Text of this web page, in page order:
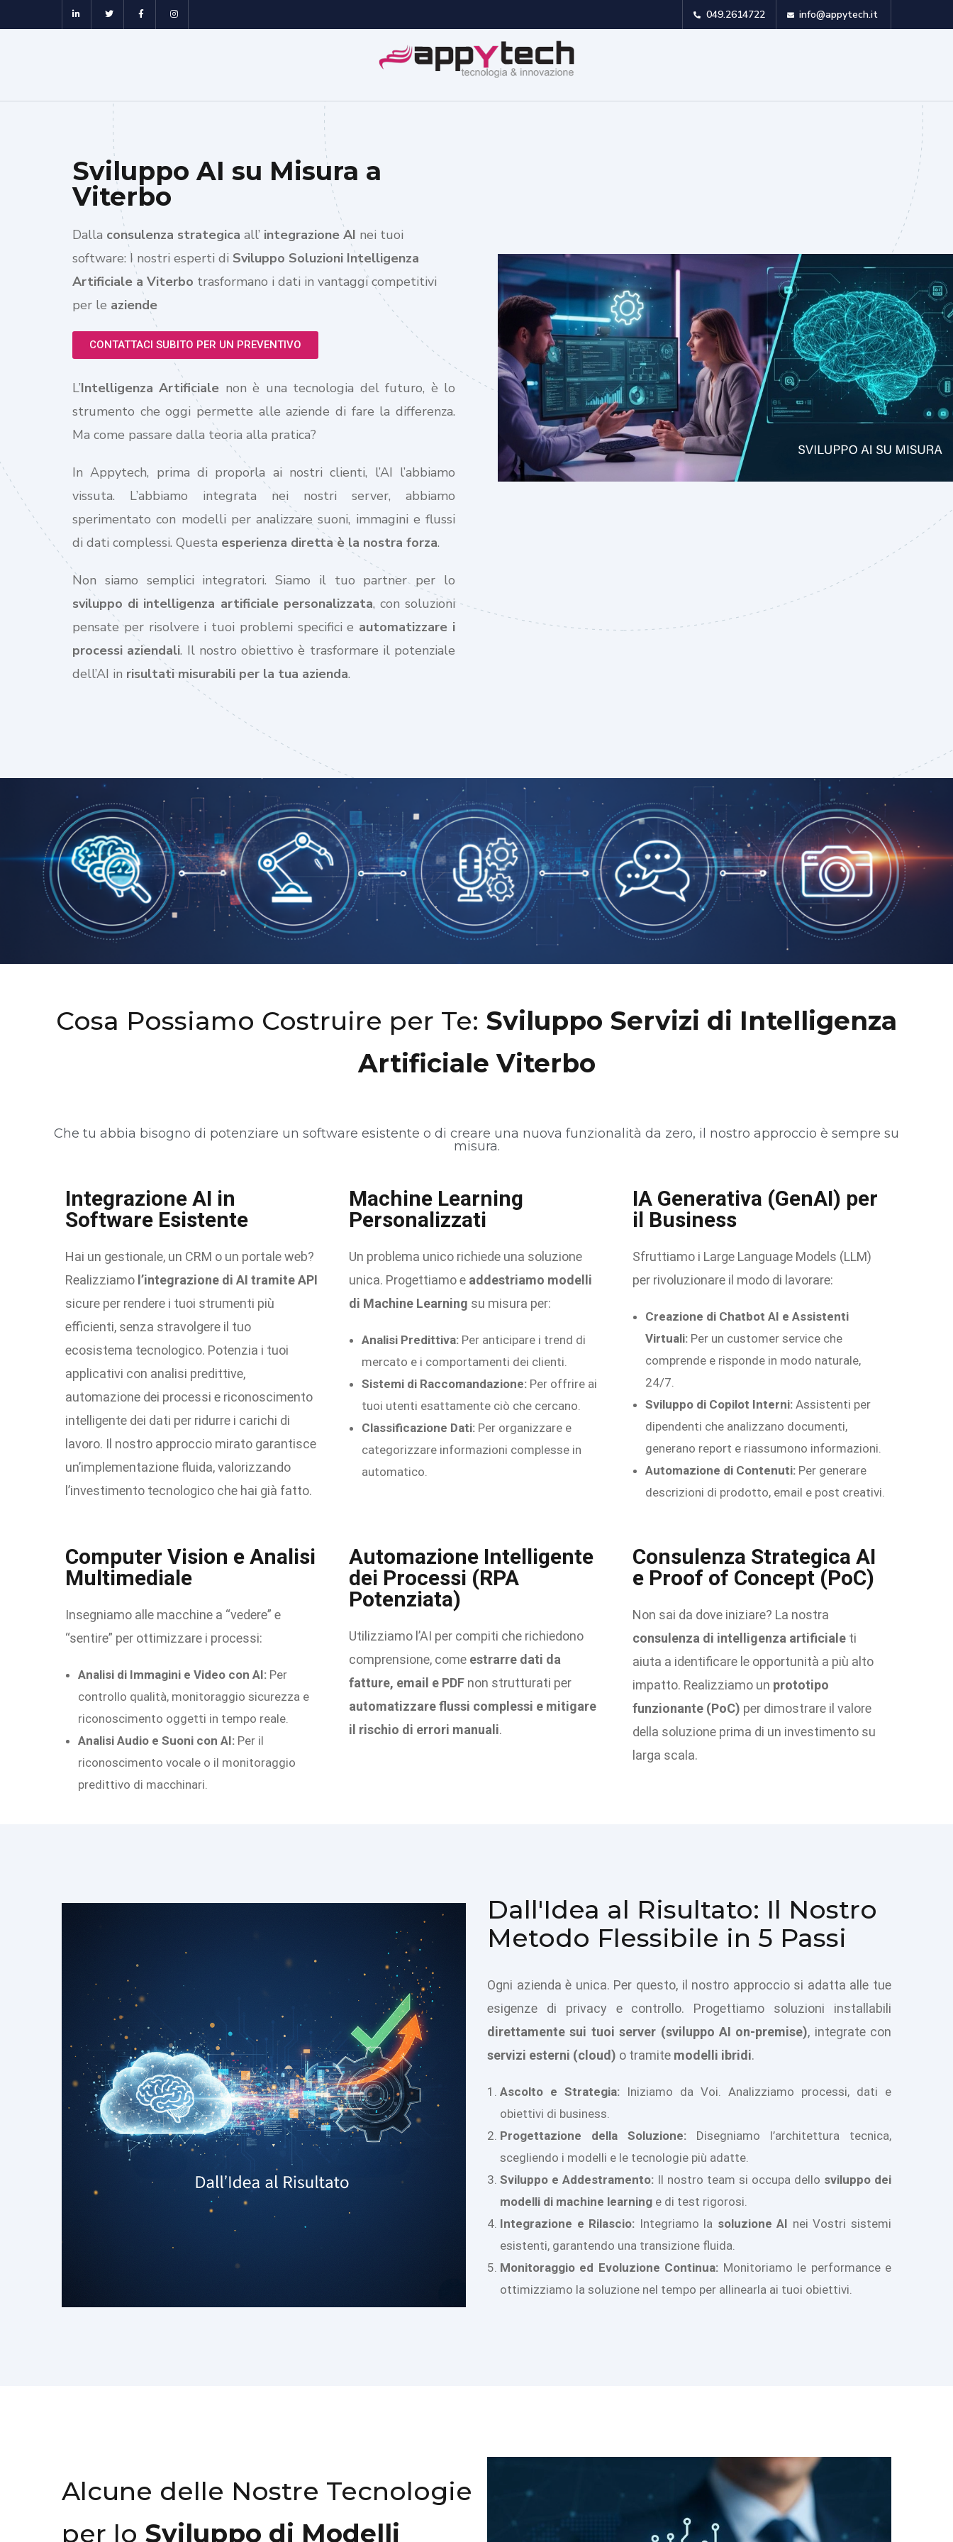
049.2614722 info@appytech.it
Sviluppo AI su Misura a
Viterbo
Dalla consulenza strategica all’ integrazione AI nei tuoi
software: I nostri esperti di Sviluppo Soluzioni Intelligenza
Artificiale a Viterbo trasformano i dati in vantaggi competitivi
per le aziende
CONTATTACI SUBITO PER UN PREVENTIVO
L’Intelligenza Artificiale non è una tecnologia del futuro, è lo
strumento che oggi permette alle aziende di fare la differenza.
Ma come passare dalla teoria alla pratica?
In Appytech, prima di proporla ai nostri clienti, l’AI l’abbiamo
vissuta. L’abbiamo integrata nei nostri server, abbiamo
sperimentato con modelli per analizzare suoni, immagini e flussi
di dati complessi. Questa esperienza diretta è la nostra forza.
Non siamo semplici integratori. Siamo il tuo partner per lo
sviluppo di intelligenza artificiale personalizzata, con soluzioni
pensate per risolvere i tuoi problemi specifici e automatizzare i
processi aziendali. Il nostro obiettivo è trasformare il potenziale
dell’AI in risultati misurabili per la tua azienda.
Cosa Possiamo Costruire per Te: Sviluppo Servizi di Intelligenza
Artificiale Viterbo
Che tu abbia bisogno di potenziare un software esistente o di creare una nuova funzionalità da zero, il nostro approccio è sempre su
misura.
Integrazione AI in
Software Esistente
Hai un gestionale, un CRM o un portale web?
Realizziamo l’integrazione di AI tramite API
sicure per rendere i tuoi strumenti più
efficienti, senza stravolgere il tuo
ecosistema tecnologico. Potenzia i tuoi
applicativi con analisi predittive,
automazione dei processi e riconoscimento
intelligente dei dati per ridurre i carichi di
lavoro. Il nostro approccio mirato garantisce
un’implementazione fluida, valorizzando
l’investimento tecnologico che hai già fatto.
Machine Learning
Personalizzati
Un problema unico richiede una soluzione
unica. Progettiamo e addestriamo modelli
di Machine Learning su misura per:
Analisi Predittiva:Per anticipare i trend di
mercato e i comportamenti dei clienti.
Sistemi di Raccomandazione:Per offrire ai
tuoi utenti esattamente ciò che cercano.
Classificazione Dati:Per organizzare e
categorizzare informazioni complesse in
automatico.
IA Generativa (GenAI) per
il Business
Sfruttiamo i Large Language Models (LLM)
per rivoluzionare il modo di lavorare:
Creazione di Chatbot AI e Assistenti
Virtuali:Per un customer service che
comprende e risponde in modo naturale,
24/7.
Sviluppo di Copilot Interni:Assistenti per
dipendenti che analizzano documenti,
generano report e riassumono informazioni.
Automazione di Contenuti:Per generare
descrizioni di prodotto, email e post creativi.
Computer Vision e Analisi
Multimediale
Insegniamo alle macchine a “vedere” e
“sentire” per ottimizzare i processi:
Analisi di Immagini e Video con AI:Per
controllo qualità, monitoraggio sicurezza e
riconoscimento oggetti in tempo reale.
Analisi Audio e Suoni con AI:Per il
riconoscimento vocale o il monitoraggio
predittivo di macchinari.
Automazione Intelligente
dei Processi (RPA
Potenziata)
Utilizziamo l’AI per compiti che richiedono
comprensione, come estrarre dati da
fatture, email e PDFnon strutturati per
automatizzare flussi complessi e mitigare
il rischio di errori manuali.
Consulenza Strategica AI
e Proof of Concept (PoC)
Non sai da dove iniziare? La nostra
consulenza di intelligenza artificialeti
aiuta a identificare le opportunità a più alto
impatto. Realizziamo un prototipo
funzionante (PoC) per dimostrare il valore
della soluzione prima di un investimento su
larga scala.
Dall'Idea al Risultato: Il Nostro
Metodo Flessibile in 5 Passi
Ogni azienda è unica. Per questo, il nostro approccio si adatta alle tue
esigenze di privacy e controllo. Progettiamo soluzioni installabili
direttamente sui tuoi server (sviluppo AI on-premise), integrate con
servizi esterni (cloud) o tramite modelli ibridi.
Ascolto e Strategia: Iniziamo da Voi. Analizziamo processi, dati e
obiettivi di business.
Progettazione della Soluzione: Disegniamo l’architettura tecnica,
scegliendo i modelli e le tecnologie più adatte.
Sviluppo e Addestramento: Il nostro team si occupa dello sviluppo dei
modelli di machine learning e di test rigorosi.
Integrazione e Rilascio: Integriamo la soluzione AI nei Vostri sistemi
esistenti, garantendo una transizione fluida.
Monitoraggio ed Evoluzione Continua: Monitoriamo le performance e
ottimizziamo la soluzione nel tempo per allinearla ai tuoi obiettivi.
Alcune delle Nostre Tecnologie
per lo Sviluppo di Modelli